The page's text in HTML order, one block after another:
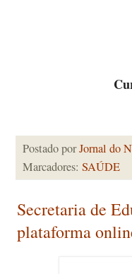
Postado porJornal do
Marcadores: SAÚDE
Secretaria de
plataforma